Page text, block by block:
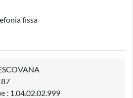
fissa
: 1.04.02.02.999